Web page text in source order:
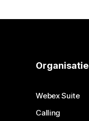
Organisatie
Webex Suite
Calling